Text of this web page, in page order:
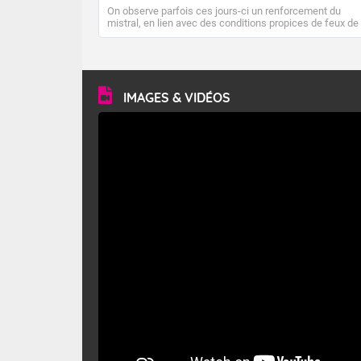
On observe parfois ces jours-ci un renforcement du
mistral, en lien avec des conditions propices de feux de
forêt. Mais qu'est-ce que le mistral ? Quelles sont ses
vitesse moyenne de 50 km/h et atteindre 80 à 100 km/h
en rafales, parfois davantage. Il parcourt la basse vallée
du Rhône et la Provence et envahit le littoral
méditerranéen à partir de la Camargue.
IMAGES & VIDÉOS